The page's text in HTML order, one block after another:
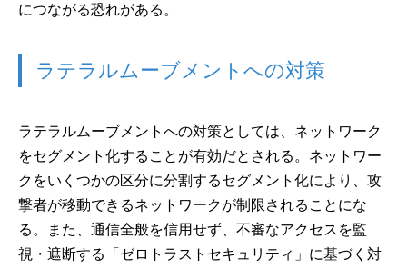
につながる恐れがある。
ラテラルムーブメントへの対策
ラテラルムーブメントへの対策としては、ネットワーク
をセグメント化することが有効だとされる。ネットワー
クをいくつかの区分に分割するセグメント化により、攻
撃者が移動できるネットワークが制限されることにな
る。また、通信全般を信用せず、不審なアクセスを監
視・遮断する「ゼロトラストセキュリティ」に基づく対